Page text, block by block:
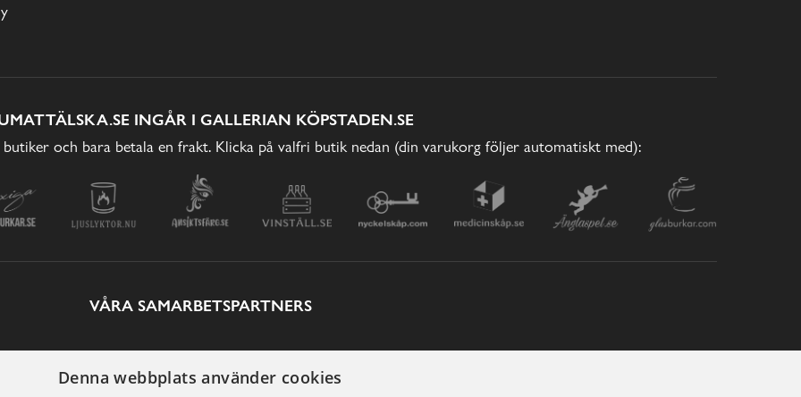
INGÅR I GALLERIAN KÖPSTADEN.SE
och bara betala en frakt. Klicka på valfri butik nedan (din varukorg följer automatiskt med):
VÅRA SAMARBETSPARTNERS
Denna webbplats använder cookies